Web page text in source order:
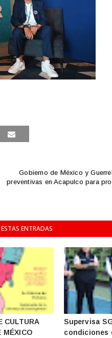
Gobierno de México y
preventivas en Acapulco para
ENTRADAS
CULTURA
MÉXICO
Supervisa
condiciones